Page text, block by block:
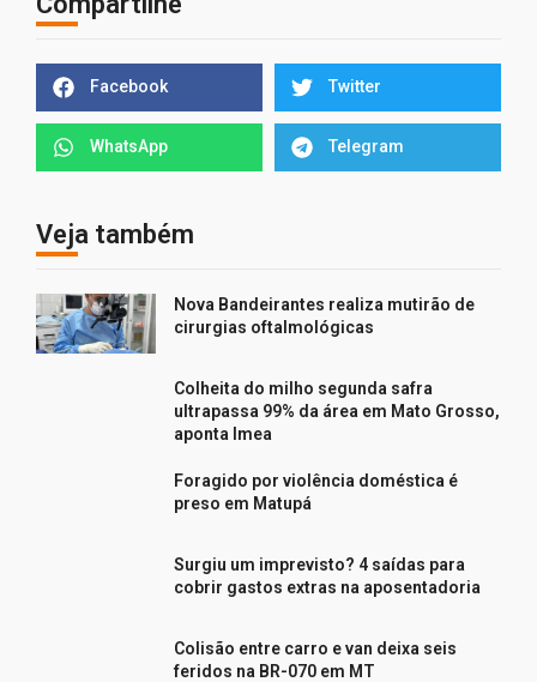
Facebook Twitter
WhatsApp Telegram
Veja também
Nova Bandeirantes realiza mutirão de
cirurgias oftalmológicas
Colheita do milho segunda safra
ultrapassa 99% da área em Mato Grosso,
aponta Imea
Foragido por violência doméstica é
preso em Matupá
Surgiu um imprevisto? 4 saídas para
cobrir gastos extras na aposentadoria
Colisão entre carro e van deixa seis
feridos na BR-070 em MT